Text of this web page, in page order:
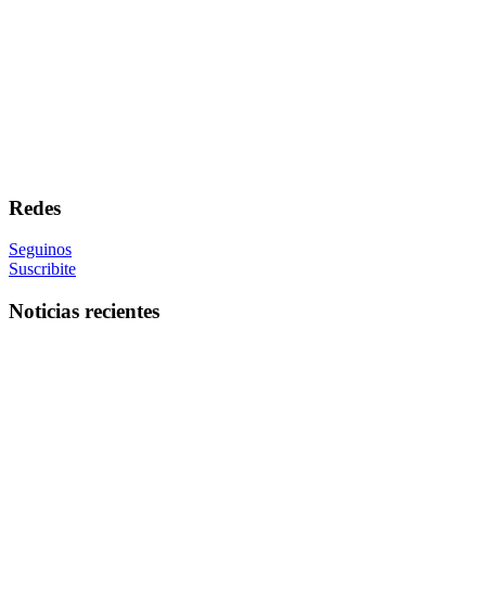
Redes
Seguinos
Suscribite
Noticias recientes